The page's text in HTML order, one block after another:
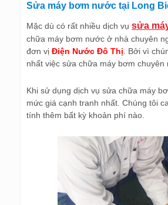
Sửa máy bơm nước tại Long
Mặc dù có rất nhiều dịch vụ sửa
chữa máy bơm nước ở nhà chuyên
đơn vị Điện Nước Đô Thị . Bởi vì
nhất việc sửa chữa máy bơm chuyên
Khi sử dụng dịch vụ sửa chữa máy
mức giá cạnh tranh nhất. Chúng tôi
tính thêm bất kỳ khoản phí nào.